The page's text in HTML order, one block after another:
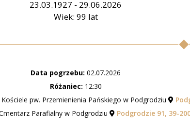
23.03.1927 - 29.06.2026
Wiek: 99 lat
Data pogrzebu: 02.07.2026
Różaniec: 12:30
pw. Przemienienia Pańskiego w Podgrodziu
Parafialny w Podgrodziu Podgrodzie 91, 39-